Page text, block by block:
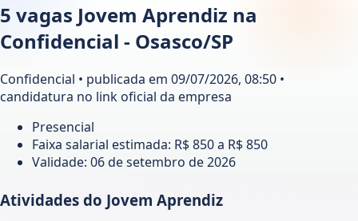
5 vagas Jovem Aprendiz na
Confidencial - Osasco/SP
Confidencial • publicada em 09/07/2026, 08:50 •
candidatura no link oficial da empresa
Presencial
Faixa salarial estimada: R$ 850 a R$ 850
Validade: 06 de setembro de 2026
Atividades do Jovem Aprendiz